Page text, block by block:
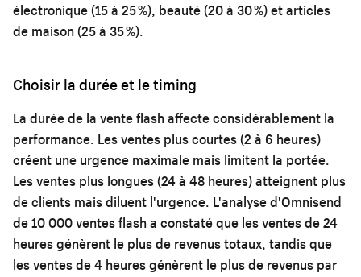
électronique (15 à 25 %), beauté (20 à 30 %) et articles
de maison (25 à 35 %).
Choisir la durée et le timing
La durée de la vente flash affecte considérablement la
performance. Les ventes plus courtes (2 à 6 heures)
créent une urgence maximale mais limitent la portée.
Les ventes plus longues (24 à 48 heures) atteignent plus
de clients mais diluent l'urgence. L'analyse d'Omnisend
de 10 000 ventes flash a constaté que les ventes de 24
heures génèrent le plus de revenus totaux, tandis que
les ventes de 4 heures génèrent le plus de revenus par